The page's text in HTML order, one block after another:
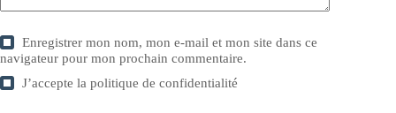
Enregistrer mon nom, mon e-mail et mon site dans ce
navigateur pour mon prochain commentaire.
J’accepte lapolitique de confidentialité